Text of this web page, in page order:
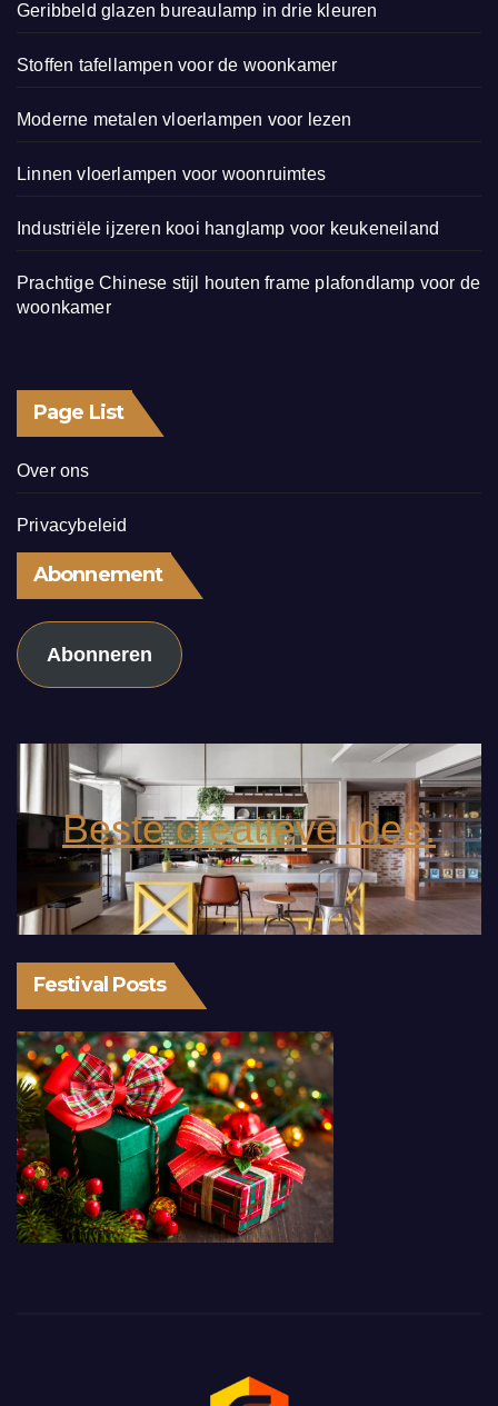
Geribbeld glazen bureaulamp in drie kleuren
Stoffen tafellampen voor de woonkamer
Moderne metalen vloerlampen voor lezen
Linnen vloerlampen voor woonruimtes
Industriële ijzeren kooi hanglamp voor keukeneiland
Prachtige Chinese stijl houten frame plafondlamp voor de
woonkamer
Page List
Over ons
Privacybeleid
Abonnement
Abonneren
Beste creatieve idee.
Festival Posts